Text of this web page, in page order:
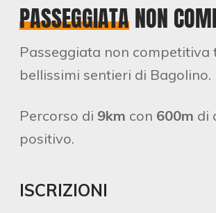
PASSEGGIATANON
Passeggiata non competitiva
bellissimi sentieri di Bagolino.
Percorso di 9km con 600m di
positivo.
ISCRIZIONI